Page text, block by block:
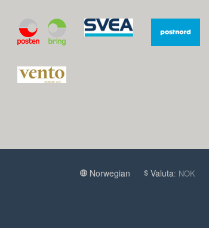
Norwegian Valuta: NOK